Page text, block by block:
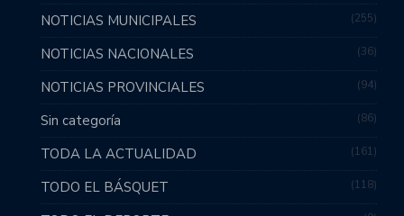
NOTICIAS MUNICIPALES 255
NOTICIAS NACIONALES 36
NOTICIAS PROVINCIALES 94
Sin categoría 86
TODA LA ACTUALIDAD 161
TODO EL BÁSQUET 118